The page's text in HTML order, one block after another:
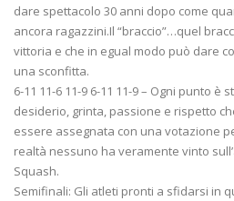
dare spettacolo 30 anni dopo come
ancora ragazzini.Il “braccio”…quel
vittoria e che in egual modo può dare
una sconfitta.
6-11 11-6 11-9 6-11 11-9 – Ogni punto è
desiderio, grinta, passione e rispetto
essere assegnata con una votazione
realtà nessuno ha veramente vinto
Squash.
Semifinali: Gli atleti pronti a sfidarsi in